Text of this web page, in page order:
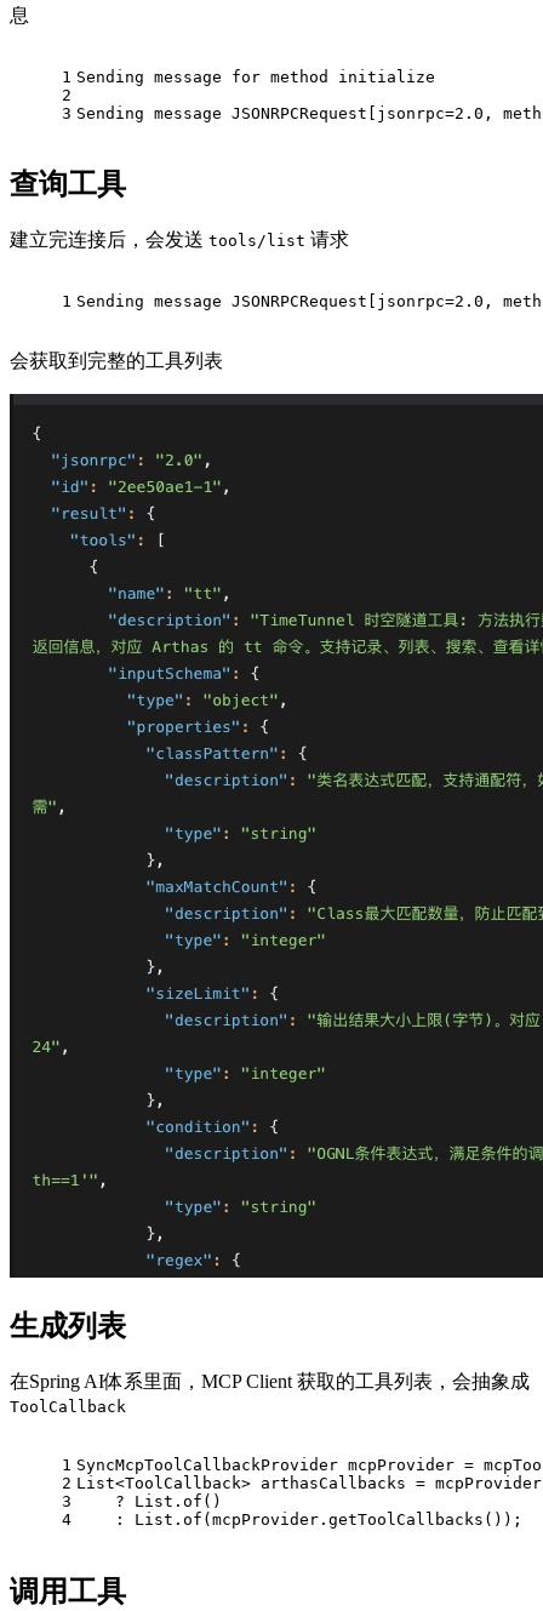
息
1
2
3
Sending message for method initialize
Sending message
查询工具
建立完连接后，会发送 tools/list 请求
1 Sending message
会获取到完整的工具列表
生成列表
在Spring AI体系里面，MCP Client 获取的工具列表，会抽象成
ToolCallback
1
2
3
4
SyncMcpToolCallbackProvider mcpProvider =
List<ToolCallback> arthasCallbacks =
    ? List.of()
    : List.of(mcpProvider.getToolCallbacks());
调用工具